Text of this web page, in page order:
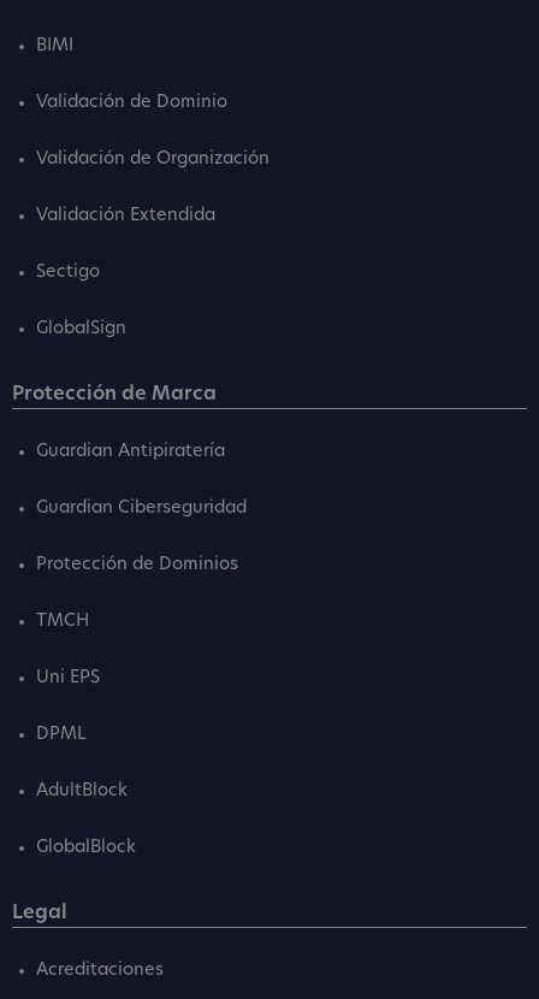
BIMI
Validación de Dominio
Validación de Organización
Validación Extendida
Sectigo
GlobalSign
Protección de Marca
Guardian Antipiratería
Guardian Ciberseguridad
Protección de Dominios
TMCH
Uni EPS
DPML
AdultBlock
GlobalBlock
Legal
Acreditaciones